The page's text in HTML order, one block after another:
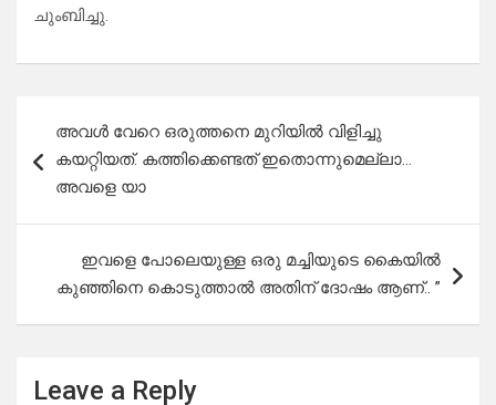
ചുംബിച്ചു.
navigation
അവൾ വേറെ ഒരുത്തനെ മുറിയിൽ വിളിച്ചു
കയറ്റിയത്. കത്തിക്കെണ്ടത് ഇതൊന്നുമെല്ലാ…
അവളെ യാ
ഇവളെ പോലെയുള്ള ഒരു മച്ചിയുടെ കൈയിൽ
കുഞ്ഞിനെ കൊടുത്താൽ അതിന് ദോഷം ആണ്.. ”
Leave a Reply